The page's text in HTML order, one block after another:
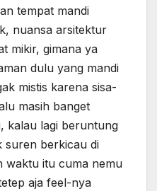
tempat mandi
nuansa arsitektur
mikir, gimana ya
dulu yang mandi
mistis karena sisa-
masih banget
kalau lagi beruntung
suren berkicau di
waktu itu cuma nemu
aja feel-nya